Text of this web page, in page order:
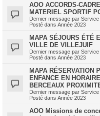
AOO ACCORDS-
MATERIEL SPORTIF
Dernier message par Service
Posté dans Année 2023
MAPA SÉJOURS ÉTÉ
VILLE DE VILLEJUIF
Dernier message par Service
Posté dans Année 2023
MAPA RÉSERVATION
ENFANCE EN
BERCEAUX
Dernier message par Service
Posté dans Année 2023
AOO Missions de